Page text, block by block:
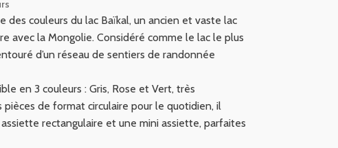
des couleurs du lac Baïkal, un ancien et vaste lac
avec la Mongolie. Considéré comme le lac le plus
d’un réseau de sentiers de randonnée
en 3 couleurs : Gris, Rose et Vert, très
de format circulaire pour le quotidien, il
rectangulaire et une mini assiette, parfaites